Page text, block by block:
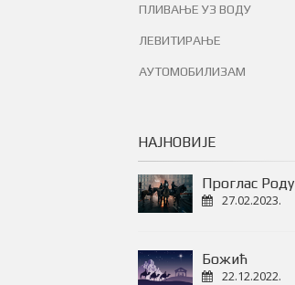
ПЛИВАЊЕ УЗ ВОДУ
ЛЕВИТИРАЊЕ
АУТОМОБИЛИЗАМ
НАЈНОВИЈЕ
Проглас Роду
27.02.2023.
Божић
22.12.2022.